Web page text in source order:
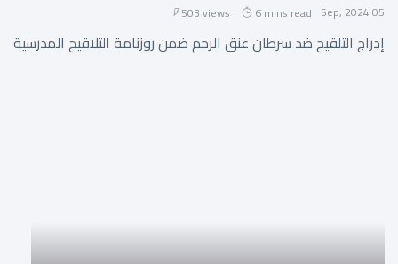
05 Sep, 2024
6 mins read
503 views
إدراج التلقيح ضد سرطان عنق الرحم ضمن روزنامة التلاقيح المدرسية